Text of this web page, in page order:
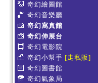
奇幻繪圖館
奇幻音樂廳
奇幻寫真館
奇幻伸展台
奇幻電影院
奇幻小幫手 [走私販]
奇幻圖書館
奇幻氣象局